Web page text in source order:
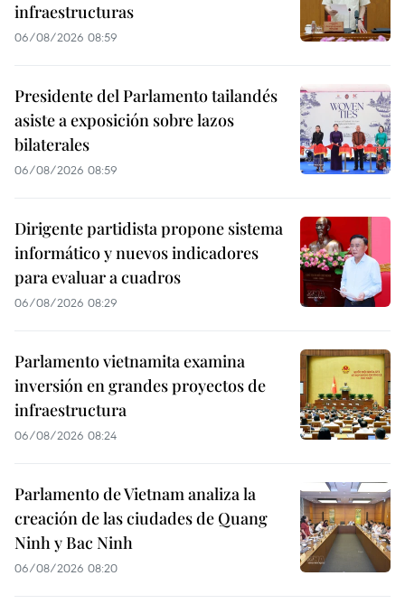
infraestructuras
06/08/2026 08:59
Presidente del Parlamento tailandés
asiste a exposición sobre lazos
bilaterales
06/08/2026 08:59
Dirigente partidista propone sistema
informático y nuevos indicadores
para evaluar a cuadros
06/08/2026 08:29
Parlamento vietnamita examina
inversión en grandes proyectos de
infraestructura
06/08/2026 08:24
Parlamento de Vietnam analiza la
creación de las ciudades de Quang
Ninh y Bac Ninh
06/08/2026 08:20